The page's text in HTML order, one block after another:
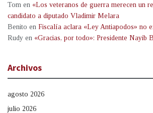
Tom en «Los veteranos de guerra merecen un
candidato a diputado Vladimir Melara
Benito en Fiscalía aclara «Ley Antiapodos» no
Rudy en «Gracias, por todo»: Presidente Nayib
Archivos
agosto 2026
julio 2026